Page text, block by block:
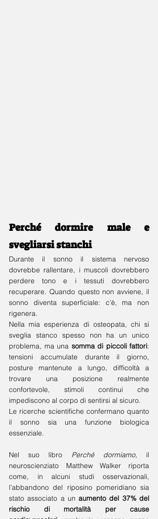
Perché dormire male e
svegliarsi stanchi
Durante il sonno il sistema nervoso
dovrebbe rallentare, i muscoli dovrebbero
perdere tono e i tessuti dovrebbero
recuperare. Quando questo non avviene, il
sonno diventa superficiale: c’è, ma non
rigenera.
Nella mia esperienza di osteopata, chi si
sveglia stanco spesso non ha un unico
problema, ma una somma di piccoli fattori:
tensioni accumulate durante il giorno,
posture mantenute a lungo, difficoltà a
trovare una posizione realmente
confortevole, stimoli continui che
impediscono al corpo di sentirsi al sicuro.
Le ricerche scientifiche confermano quanto
il sonno sia una funzione biologica
essenziale.
Nel suo libro Perché dormiamo, il
neuroscienziato Matthew Walker riporta
come, in alcuni studi osservazionali,
l’abbandono del riposino pomeridiano sia
stato associato a un aumento del 37% del
rischio di mortalità per cause